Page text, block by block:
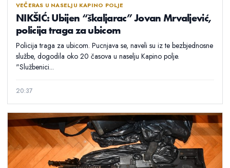
VEČERAS U NASELJU KAPINO POLJE
NIKŠIĆ: Ubijen “škaljarac” Jovan Mrvaljević,
policija traga za ubicom
Policija traga za ubicom. Pucnjava se, naveli su iz te bezbjednosne
službe, dogodila oko 20 časova u naselju Kapino polje.
"Službenici...
20:37